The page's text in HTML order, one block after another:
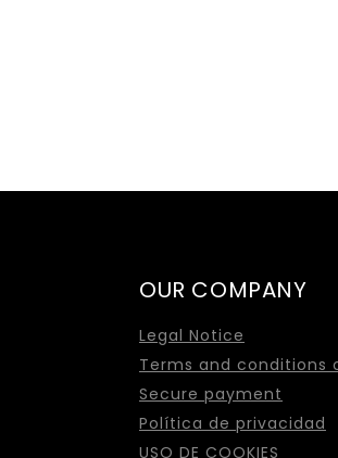
OUR COMPANY
Legal Notice
Terms and conditions
Secure payment
Política de privacidad
USO DE COOKIES